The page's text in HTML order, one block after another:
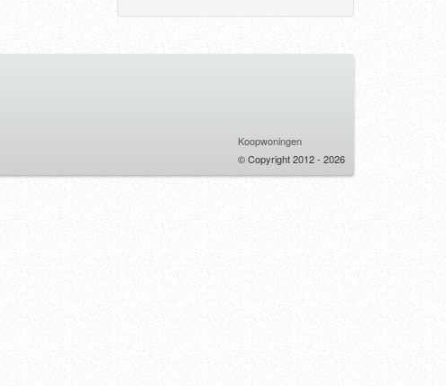
Koopwoningen
© Copyright 2012 - 2026